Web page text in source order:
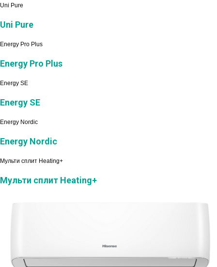
Uni Pure
Uni Pure
Energy Pro Plus
Energy Pro Plus
Energy SE
Energy SE
Energy Nordic
Energy Nordic
Мульти сплит Heating+
Мульти сплит Heating+